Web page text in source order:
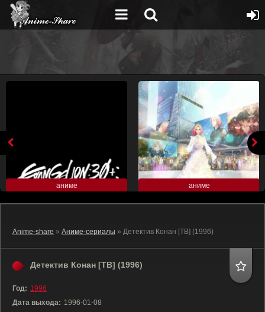
аниме аниме
Anime-share » Аниме-сериалы » Детектив Конан [ТВ] (1996)
Детектив Конан [ТВ] (1996)
Год: 1996
Дата выхода: 1996-01-08